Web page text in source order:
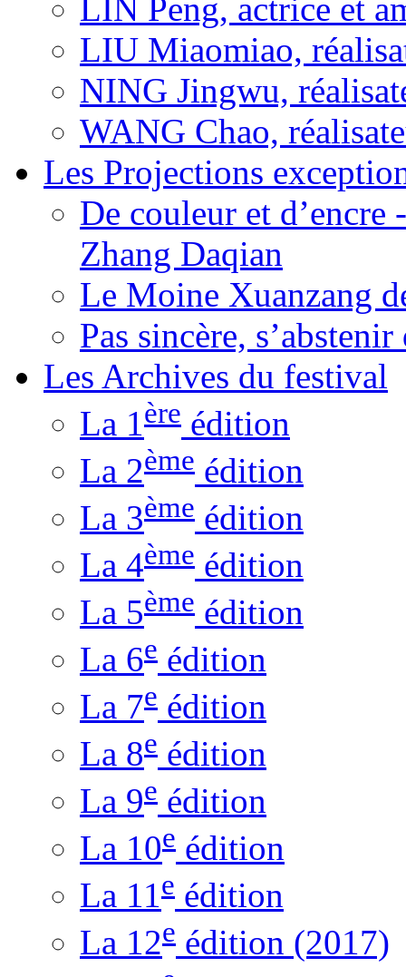
LIN Peng, actrice et
LIU Miaomiao,
NING Jingwu,
WANG Chao,
Les Projections
De couleur et
Zhang Daqian
Le Moine Xuanzang
Pas sincère,
Les Archives du festival
La 1ère édition
La 2ème édition
La 3ème édition
La 4ème édition
La 5ème édition
La 6e édition
La 7e édition
La 8e édition
La 9e édition
La 10e édition
La 11e édition
La 12e édition (2017)